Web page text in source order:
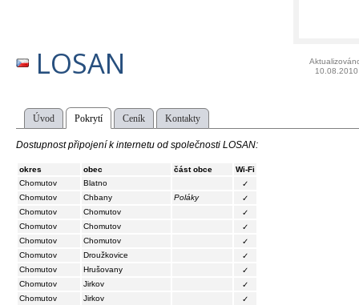
LOSAN
10.08.2010
Úvod Pokrytí Ceník Kontakty
Dostupnost připojení k internetu od společnosti LOSAN:
okres obec část obce
Wi-Fi
Chomutov
Blatno
✓
Chomutov
Chbany Poláky
✓
Chomutov
Chomutov
✓
Chomutov
Chomutov
✓
Chomutov
Chomutov
✓
Chomutov
Droužkovice
✓
Chomutov
Hrušovany
✓
Chomutov
Jirkov
✓
Chomutov
Jirkov
✓